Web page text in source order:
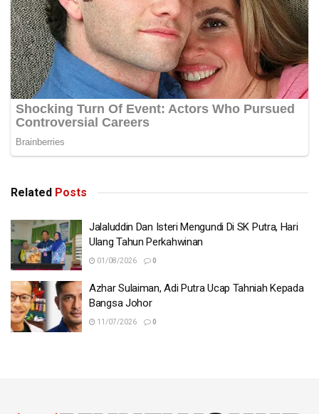
A photo posted by amyra rosli (@aamyrarosli)
2016 at 9:37am PST
Related Posts
Jalaluddin Dan Isteri Mengundi Di SK Putra, Hari
Ulang Tahun Perkahwinan
01/08/2026 0
Azhar Sulaiman, Adi Putra Ucap Tahniah Kepada
Bangsa Johor
11/07/2026 0